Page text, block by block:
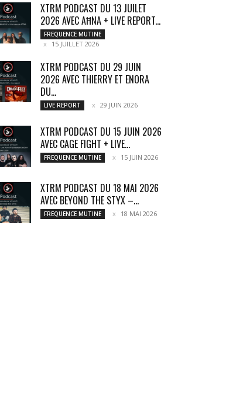
XTRM PODCAST DU 13 JUILET
2026 AVEC AĦNA + LIVE REPORT...
FREQUENCE MUTINE
15 JUILLET 2026
XTRM PODCAST DU 29 JUIN
2026 AVEC THIERRY ET ENORA
DU...
LIVE REPORT 29 JUIN 2026
XTRM PODCAST DU 15 JUIN 2026
AVEC CAGE FIGHT + LIVE...
FREQUENCE MUTINE 15 JUIN 2026
XTRM PODCAST DU 18 MAI 2026
AVEC BEYOND THE STYX –...
FREQUENCE MUTINE 18 MAI 2026